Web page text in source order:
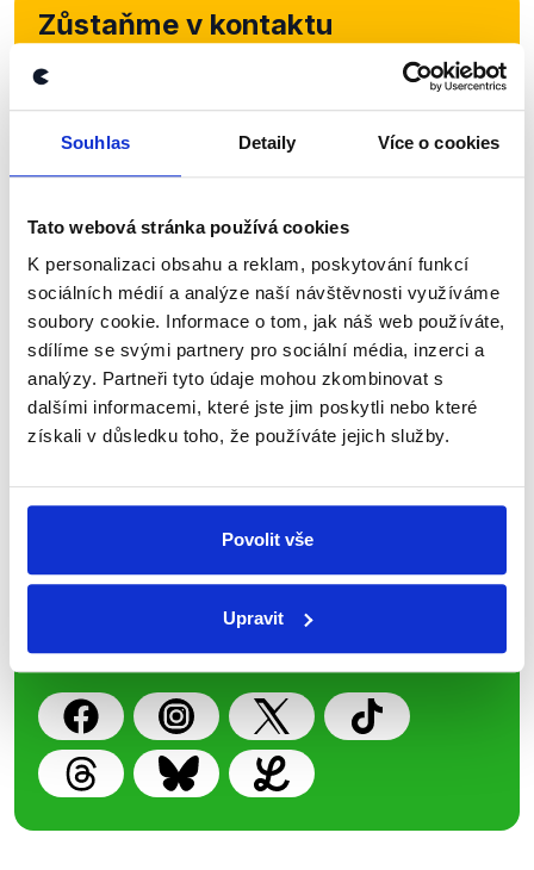
Souhlas Detaily Více o cookies
Tato webová stránka používá cookies
K personalizaci obsahu a reklam, poskytování funkcí
sociálních médií a analýze naší návštěvnosti využíváme
soubory cookie. Informace o tom, jak náš web používáte,
sdílíme se svými partnery pro sociální média, inzerci a
analýzy. Partneři tyto údaje mohou zkombinovat s
dalšími informacemi, které jste jim poskytli nebo které
získali v důsledku toho, že používáte jejich služby.
Povolit vše
Upravit
Zůstaňme v kontaktu
Přihlaste se k odběru našeho
newsletteru nebowhatsappového
kanálu, kde pravidelně přinášíme
Začněte nás odebírat, a mějte tak
přehled o tom, jaké dezinformace a
nepravdy se zrovna v Česku šíří.
Newsletter
Sociální sítě
Nenechte si ujít nejnovější události
z Demagog.cz. Sdílením našich
příspěvků přátelům podpoříte naši
práci.